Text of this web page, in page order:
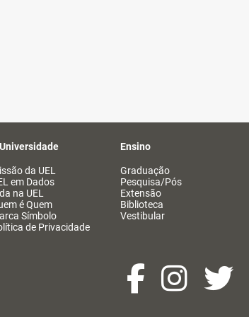
da UEL
em Dados
na UEL
é Quem
Símbolo
de Privacidade
Ensino
Graduação
Pesquisa/Pós
Extensão
Biblioteca
Vestibular